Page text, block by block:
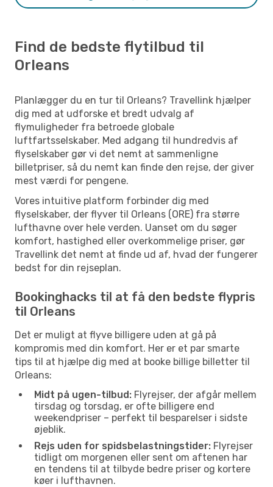
Find de bedste flytilbud til
Orleans
Planlægger du en tur til Orleans? Travellink hjælper
dig med at udforske et bredt udvalg af
flymuligheder fra betroede globale
luftfartsselskaber. Med adgang til hundredvis af
flyselskaber gør vi det nemt at sammenligne
billetpriser, så du nemt kan finde den rejse, der giver
mest værdi for pengene.
Vores intuitive platform forbinder dig med
flyselskaber, der flyver til Orleans (ORE) fra større
lufthavne over hele verden. Uanset om du søger
komfort, hastighed eller overkommelige priser, gør
Travellink det nemt at finde ud af, hvad der fungerer
bedst for din rejseplan.
Bookinghacks til at få den bedste flypris
til Orleans
Det er muligt at flyve billigere uden at gå på
kompromis med din komfort. Her er et par smarte
tips til at hjælpe dig med at booke billige billetter til
Orleans:
Midt på ugen-tilbud: Flyrejser, der afgår mellem
tirsdag og torsdag, er ofte billigere end
weekendpriser – perfekt til besparelser i sidste
øjeblik.
Rejs uden for spidsbelastningstider: Flyrejser
tidligt om morgenen eller sent om aftenen har
en tendens til at tilbyde bedre priser og kortere
køer i lufthavnen.